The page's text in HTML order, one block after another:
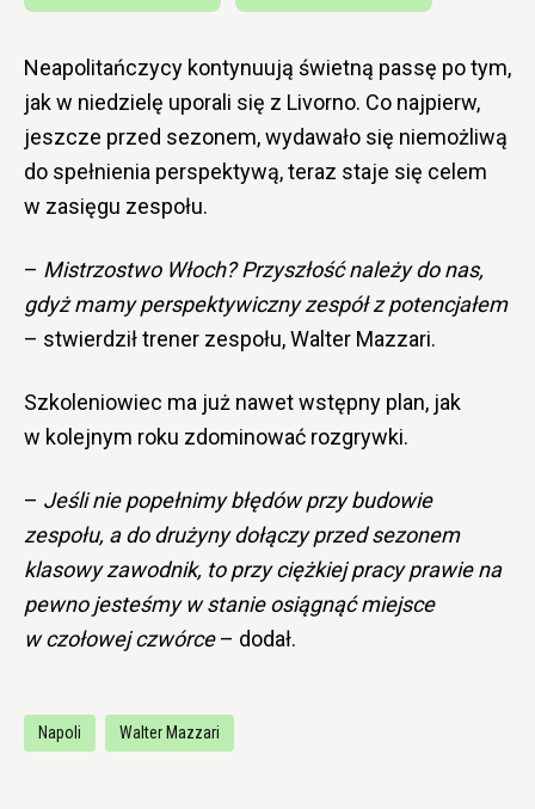
Neapolitańczycy kontynuują świetną passę po tym,
jak w niedzielę uporali się z Livorno. Co najpierw,
jeszcze przed sezonem, wydawało się niemożliwą
do spełnienia perspektywą, teraz staje się celem
w zasięgu zespołu.
– Mistrzostwo Włoch? Przyszłość należy do nas,
gdyż mamy perspektywiczny zespół z potencjałem
– stwierdził trener zespołu, Walter Mazzari.
Szkoleniowiec ma już nawet wstępny plan, jak
w kolejnym roku zdominować rozgrywki.
– Jeśli nie popełnimy błędów przy budowie
zespołu, a do drużyny dołączy przed sezonem
klasowy zawodnik, to przy ciężkiej pracy prawie na
pewno jesteśmy w stanie osiągnąć miejsce
w czołowej czwórce– dodał.
Napoli Walter Mazzari